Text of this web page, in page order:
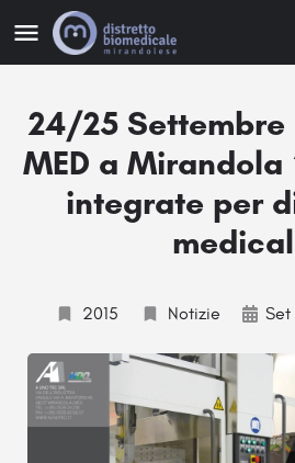
24/25 Settembre
MED a
integrate per
2015 Notizie Set